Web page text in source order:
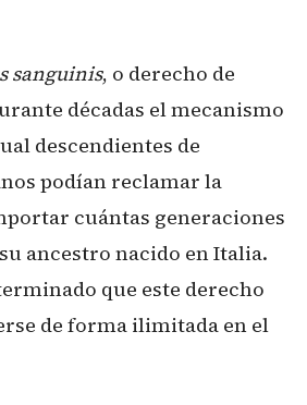
sanguinis, o derecho de
décadas el mecanismo
descendientes de
podían reclamar la
cuántas generaciones
ancestro nacido en Italia.
que este derecho
de forma ilimitada en el